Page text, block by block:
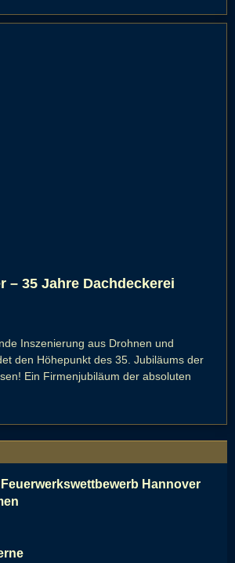
– 35 Jahre Dachdeckerei
Inszenierung aus Drohnen und
den Höhepunkt des 35. Jubiläums der
Ein Firmenjubiläum der absoluten
Hannover